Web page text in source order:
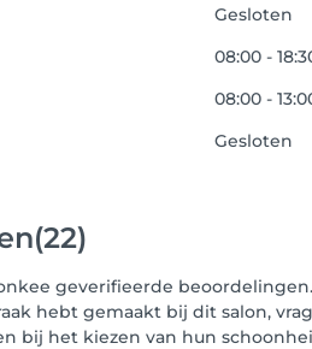
Gesloten
08:00 -
08:00 -
Gesloten
(22)
geverifieerde
hebt gemaakt bij dit salon,
bij het kiezen van hun